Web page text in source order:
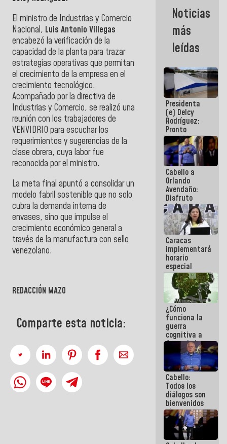
El ministro de Industrias y Comercio
Nacional, Luis Antonio Villegas
encabezó la verificación de la
capacidad de la planta para trazar
estrategias operativas que permitan
el crecimiento de la empresa en el
crecimiento tecnológico.
Acompañado por la directiva de
Industrias y Comercio, se realizó una
reunión con los trabajadores de
VENVIDRIO para escuchar los
requerimientos y sugerencias de la
clase obrera, cuya labor fue
reconocida por el ministro.
La meta final apuntó a consolidar un
modelo fabril sostenible que no solo
cubra la demanda interna de
envases, sino que impulse el
crecimiento económico general a
través de la manufactura con sello
venezolano.
REDACCIÓN MAZO
Comparte esta noticia:
las
operaciones
Aeropuerto
Internacional
de
Noticias
más
leídas
Presidenta
(e) Delcy
Rodríguez:
Pronto
restableceremos
las
operaciones
en el
Aeropuerto
Internacional
de
Maiquetía
Cabello a
Orlando
Avendaño:
Disfruto
cada vez
que escribes
porque lo
que haces
es
embarrarla
Caracas
implementará
horario
especial
para
adaptarse
al plan de
ahorro
energético
¿Cómo
funciona la
guerra
cognitiva a
favor de la
narrativa
hegemónica?
(1)
Cabello:
Todos los
diálogos son
bienvenidos
siempre que
estén en el
marco de la
Constitución